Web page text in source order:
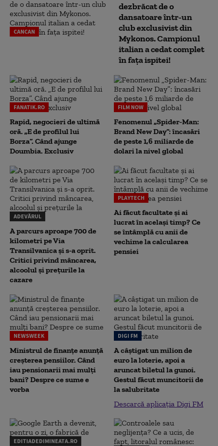
CANCAN
dezbrăcat de o
dansatoare într-un
club exclusivist din
Mykonos. Campionul
italian a cedat complet
în fața ispitei!
FANATIK.RO
Rapid, negocieri de ultimă
oră. „E de profilul lui
Borza”. Când ajunge
Doumbia. Exclusiv
FILM NOW
Fenomenul „Spider-Man:
Brand New Day”: încasări
de peste 1,6 miliarde de
dolari la nivel global
ADEVĂRUL
A parcurs aproape 700 de
kilometri pe Via
Transilvanica și s-a oprit.
Critici privind mâncarea,
alcoolul și prețurile la
cazare
PLAYTECH
Ai făcut facultate și ai
lucrat în același timp? Ce
se întâmplă cu anii de
vechime la calcularea
pensiei
NEWSWEEK
Ministrul de finanțe anunță
creșterea pensiilor. Când
iau pensionarii mai mulți
bani? Despre ce sume e
vorba
DIGI FM
A câștigat un milion de
euro la loterie, apoi a
aruncat biletul la gunoi.
Gestul făcut muncitorii de
la salubritate
Descarcă aplicația Digi FM
EDITIADEDIMINEATA.RO